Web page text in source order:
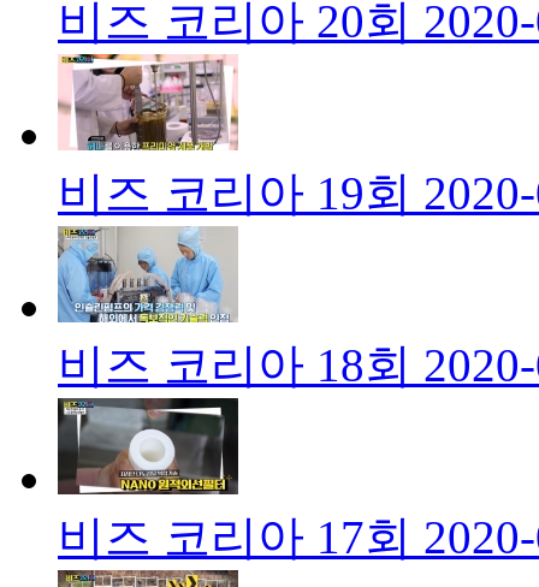
비즈 코리아 20회
비즈 코리아 19회
비즈 코리아 18회
비즈 코리아 17회